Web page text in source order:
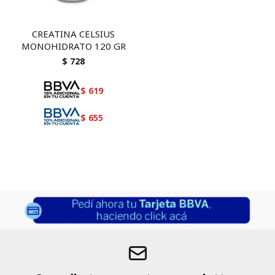
CREATINA CELSIUS
MONOHIDRATO 120 GR
$ 728
$ 619
$ 655